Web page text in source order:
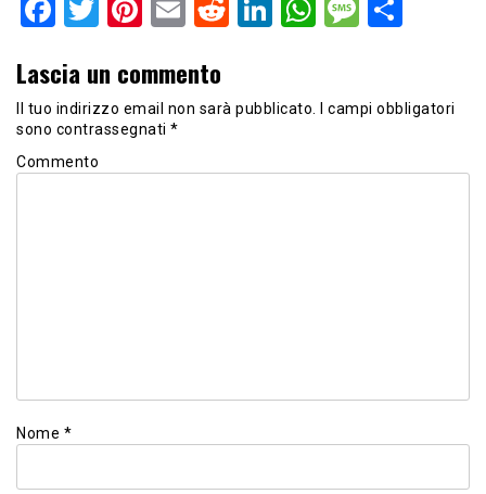
Facebook
Twitter
Pinterest
EmailRedditLinkedIn
WhatsApp
Lascia un commento
Il tuo indirizzo email non sarà pubblicato.
I campi obbligatori
sono contrassegnati *
Commento
Nome *